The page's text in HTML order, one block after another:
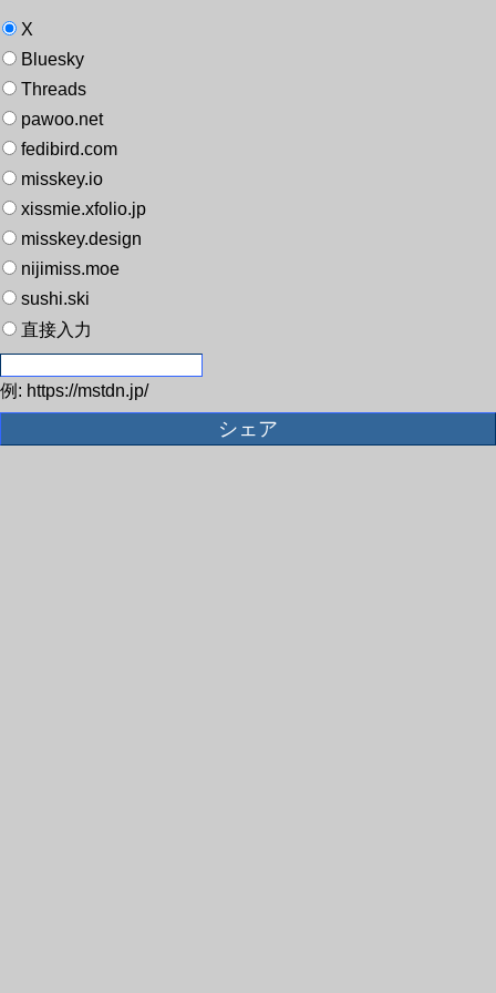
X
Bluesky
Threads
pawoo.net
fedibird.com
misskey.io
xissmie.xfolio.jp
misskey.design
nijimiss.moe
sushi.ski
直接入力
例: https://mstdn.jp/